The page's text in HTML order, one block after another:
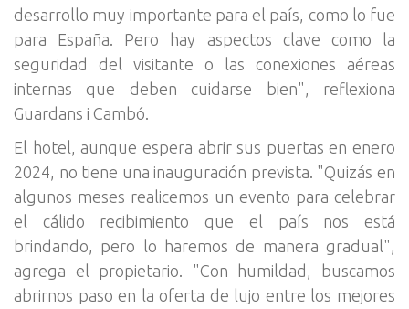
desarrollo muy importante para el país, como lo fue
para España. Pero hay aspectos clave como la
seguridad del visitante o las conexiones aéreas
internas que deben cuidarse bien", reflexiona
Guardans i Cambó.
El hotel, aunque espera abrir sus puertas en enero
2024, no tiene una inauguración prevista. "Quizás en
algunos meses realicemos un evento para celebrar
el cálido recibimiento que el país nos está
brindando, pero lo haremos de manera gradual",
agrega el propietario. "Con humildad, buscamos
abrirnos paso en la oferta de lujo entre los mejores